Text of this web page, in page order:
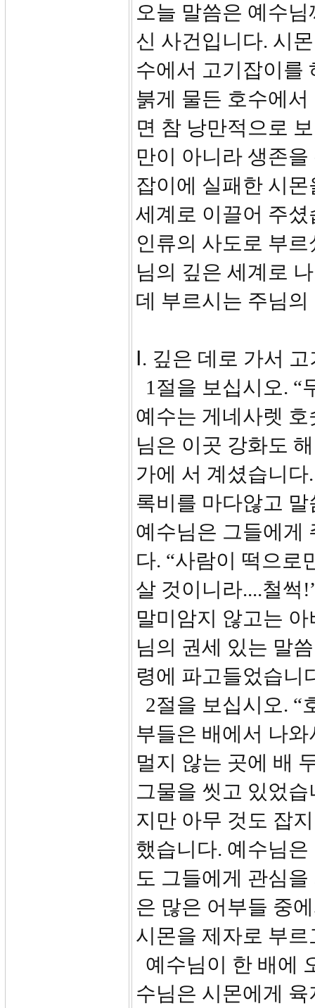
오늘 말씀은 예수
신 사건입니다. 시
수에서 고기잡이를
붉게 물든 호수에
면 참 낭만적으로
만이 아니라 생존
잡이에 실패한 시
세계로 이끌어 주
인류의 사도로 부
님의 깊은 세계로
데 부르시는 주님
Ⅰ. 깊은 데로 가서
1절을 보십시오. “
예수는 게네사렛
님은 이곳 강화도
가에 서 계셨습니
록비를 마다않고
예수님은 그들에게
다. “사람이 떡으로
살 것이니라....철썩
말미암지 않고는
님의 권세 있는 말
령에 파고들었습니
2절을 보십시오. “
부들은 배에서 나
멀지 않는 곳에 배
그물을 씻고 있었
지만 아무 것도 잡
했습니다. 예수님
도 그들에게 관심
은 많은 어부들 중
시몬을 제자로 부
예수님이 한 배에
수님은 시몬에게